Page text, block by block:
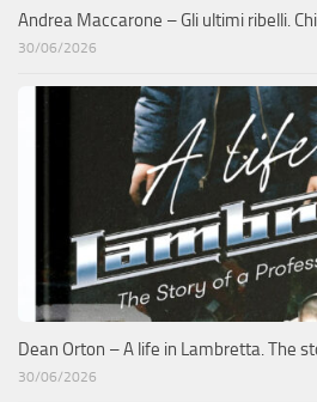
Andrea Maccarone – Gli ultimi ribelli.
30/06/2026
Dean Orton – A life in Lambretta. The
30/06/2026